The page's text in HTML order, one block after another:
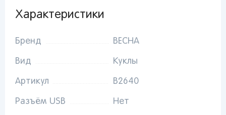
Характеристики
Бренд ВЕСНА
Вид Куклы
Артикул В2640
Разъём USB Нет
Вы сможете отслеживать статус своих заказов и
Самара
Пермь
Пенза
Саратов
Красноярск